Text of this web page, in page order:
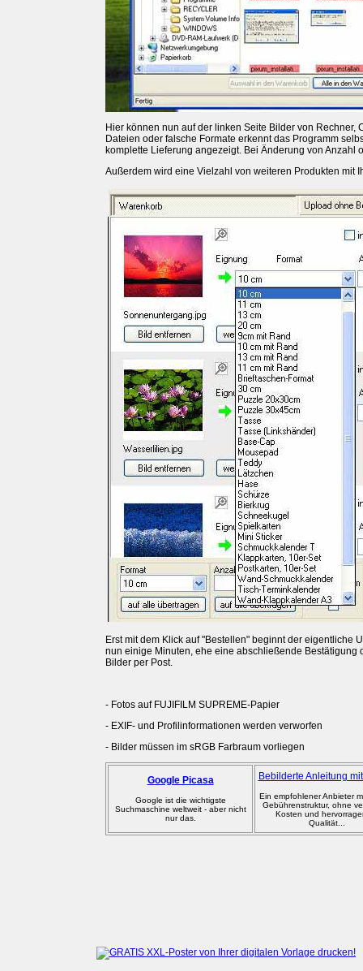
Hier können nun auf der linken Seite Bilder von
Dateien oder falsche Formate erkennt das Programm
komplette Lieferung angezeigt. Bei Änderung von Anzahl
Außerdem wird eine Vielzahl von weiteren Produkten mit
Erst mit dem Klick auf "Bestellen" beginnt der eigentliche
nun einige Minuten, ehe eine abschließende Bestätigung
Bilder per Post.
- Fotos auf FUJIFILM SUPREME-Papier
- EXIF- und Profilinformationen werden verworfen
- Bilder müssen im sRGB Farbraum vorliegen
Google Picasa
Google ist die wichtigste
Suchmaschine weltweit - aber nicht
nur das.
Bebilderte Anleitung
Ein empfohlener Anbieter
Gebührenstruktur, ohne
Kosten und
Qualität...